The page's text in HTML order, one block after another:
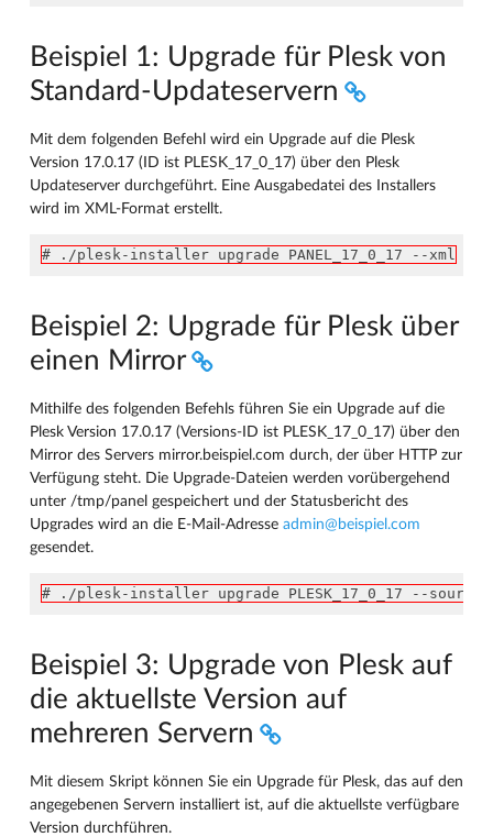
Beispiel 1: Upgrade für Plesk von
Standard-Updateservern
Mit dem folgenden Befehl wird ein Upgrade auf die Plesk
Version 17.0.17 (ID ist PLESK_17_0_17) über den Plesk
Updateserver durchgeführt. Eine Ausgabedatei des Installers
wird im XML-Format erstellt.
# ./plesk-installer upgrade PANEL_17_0_17 --xml
Beispiel 2: Upgrade für Plesk über
einen Mirror
Mithilfe des folgenden Befehls führen Sie ein Upgrade auf die
Plesk Version 17.0.17 (Versions-ID ist PLESK_17_0_17) über den
Mirror des Servers mirror.beispiel.com durch, der über HTTP zur
Verfügung steht. Die Upgrade-Dateien werden vorübergehend
unter /tmp/panel gespeichert und der Statusbericht des
Upgrades wird an die E-Mail-Adresse admin@ beispiel .com
gesendet.
# ./plesk-installer upgrade PLESK_17_0_17 --
Beispiel 3: Upgrade von Plesk auf
die aktuellste Version auf
mehreren Servern
Mit diesem Skript können Sie ein Upgrade für Plesk, das auf den
angegebenen Servern installiert ist, auf die aktuellste verfügbare
Version durchführen.